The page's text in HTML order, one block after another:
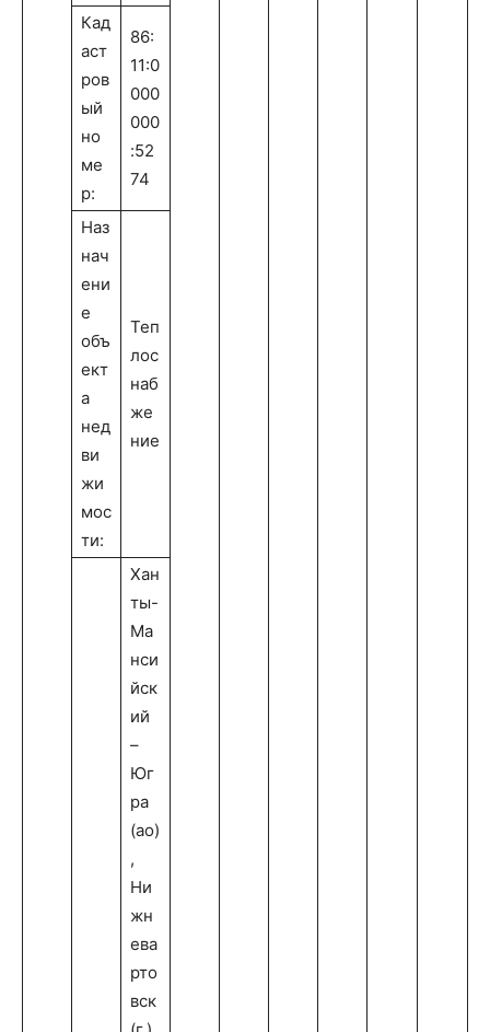
Кад
аст
ров
ый
но
ме
р:
86:
11:0
000
000
:52
74
Наз
нач
ени
е
объ
ект
а
нед
ви
жи
мос
ти:
Теп
лос
наб
же
ние
Хан
ты-
Ма
нси
йск
ий
–
Юг
ра
(ао)
,
Ни
жн
ева
рто
вск